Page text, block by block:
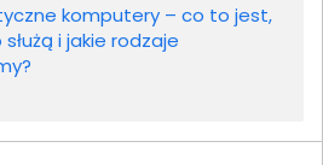
komputery – co to jest,
i jakie rodzaje